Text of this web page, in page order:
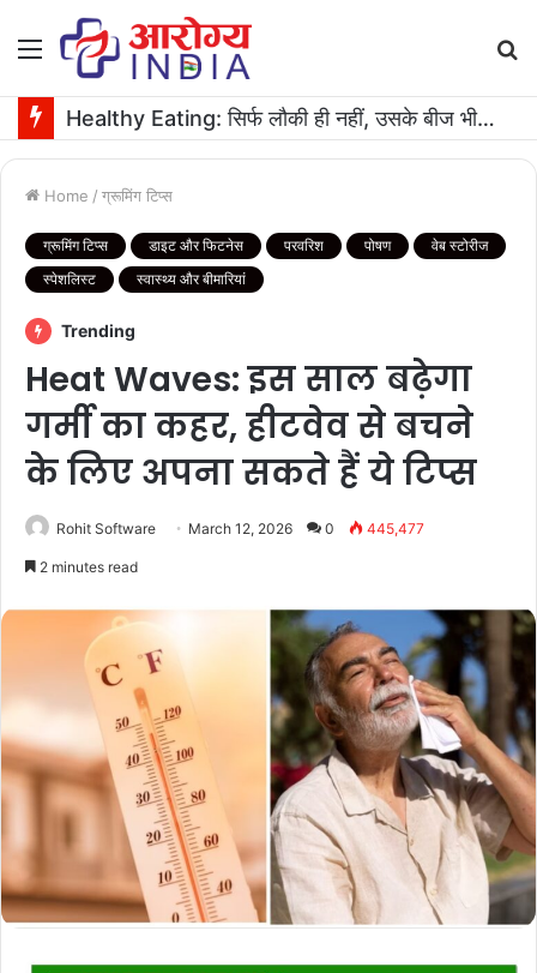
Menu
Healthy Eating: सिर्फ लौकी ही नहीं, उसके बीज भी हैं काम के! फायदे मिलेंगे कमाल के!
Home / ग्रूमिंग टिप्स
ग्रूमिंग टिप्स डाइट और फिटनेस परवरिश पोषण
वेब स्टोरीज
स्पेशलिस्ट
स्वास्थ्य और बीमारियां
Trending
Heat Waves: इस साल बढ़ेगा
गर्मी का कहर, हीटवेव से बचने
के लिए अपना सकते हैं ये टिप्स
Rohit Software March 12, 2026 0 445,477
2 minutes read